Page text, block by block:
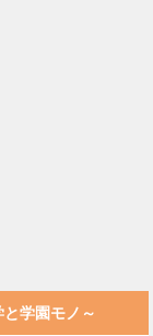
学園モノ～